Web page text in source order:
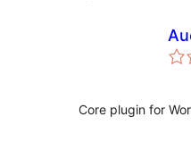
Core plugin for